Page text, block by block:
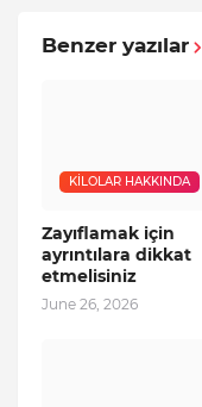
Benzer yazılar
KILOLAR HAKKINDA
Zayıflamak için
ayrıntılara dikkat
etmelisiniz
June 26, 2026